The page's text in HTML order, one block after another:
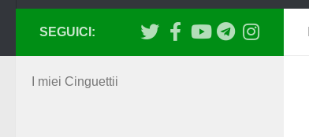
SEGUICI:
I miei Cinguettii